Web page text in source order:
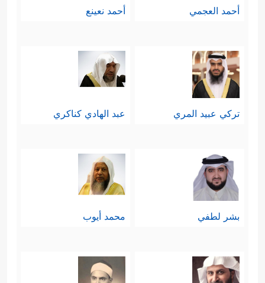
أحمد العجمي أحمد نعينع
تركي عبيد المري عبد الهادي كناكري
بشر لطفي محمد أيوب